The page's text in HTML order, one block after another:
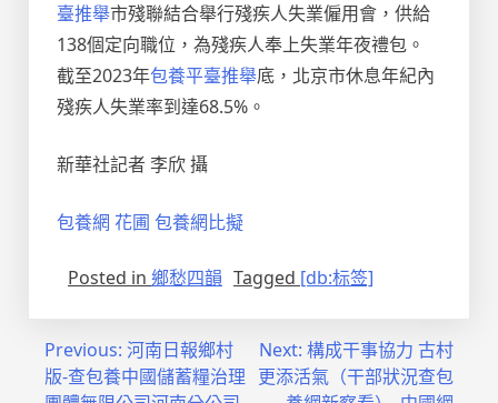
臺推舉市殘聯結合舉行殘疾人失業僱用會，供給
138個定向職位，為殘疾人奉上失業年夜禮包。
截至2023年包養平臺推舉底，北京市休息年紀內
殘疾人失業率到達68.5%。
新華社記者 李欣 攝
包養網 花圃 包養網比擬
Posted in 鄉愁四韻 Tagged [db:标签]
Previous: 河南日報鄉村
版-查包養中國儲蓄糧治理
Next: 構成干事協力 古村
更添活氣（干部狀況查包